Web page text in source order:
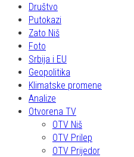
Društvo
Putokazi
Zato Niš
Foto
Srbija i EU
Geopolitika
Klimatske promene
Analize
Otvorena TV
OTV Niš
OTV Prilep
OTV Prijedor